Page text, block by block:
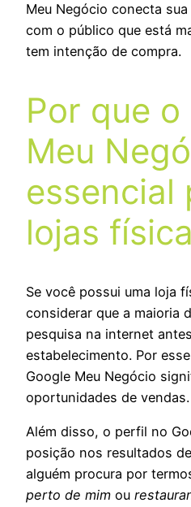
Meu Negócio conecta
com o público que está
tem intenção de compra.
Por que
Meu
essencial
lojas
Se você possui uma loja
considerar que a maioria
pesquisa na internet
estabelecimento. Por
Google Meu Negócio
oportunidades de vendas.
Além disso, o perfil no
posição nos resultados
alguém procura por
perto de mim ou